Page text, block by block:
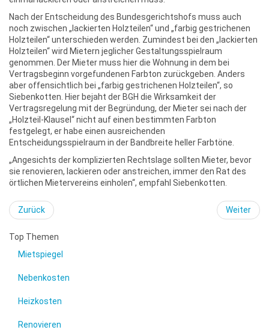
Nach der Entscheidung des Bundesgerichtshofs muss auch
noch zwischen „lackierten Holzteilen“ und „farbig gestrichenen
Holzteilen“ unterschieden werden. Zumindest bei den „lackierten
Holzteilen“ wird Mietern jeglicher Gestaltungsspielraum
genommen. Der Mieter muss hier die Wohnung in dem bei
Vertragsbeginn vorgefundenen Farbton zurückgeben. Anders
aber offensichtlich bei „farbig gestrichenen Holzteilen“, so
Siebenkotten. Hier bejaht der BGH die Wirksamkeit der
Vertragsregelung mit der Begründung, der Mieter sei nach der
„Holzteil-Klausel“ nicht auf einen bestimmten Farbton
festgelegt, er habe einen ausreichenden
Entscheidungsspielraum in der Bandbreite heller Farbtöne.
„Angesichts der komplizierten Rechtslage sollten Mieter, bevor
sie renovieren, lackieren oder anstreichen, immer den Rat des
örtlichen Mietervereins einholen“, empfahl Siebenkotten.
Zurück Weiter
Top Themen
Mietspiegel
Nebenkosten
Heizkosten
Renovieren